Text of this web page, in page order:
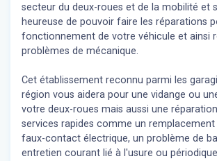
secteur du deux-roues et de la mobilité et
heureuse de pouvoir faire les réparations
fonctionnement de votre véhicule et ainsi
problèmes de mécanique.
Cet établissement reconnu parmi les
région vous aidera pour une vidange ou
votre deux-roues mais aussi une
services rapides comme un remplacement
faux-contact électrique, un problème de
entretien courant lié à l'usure ou